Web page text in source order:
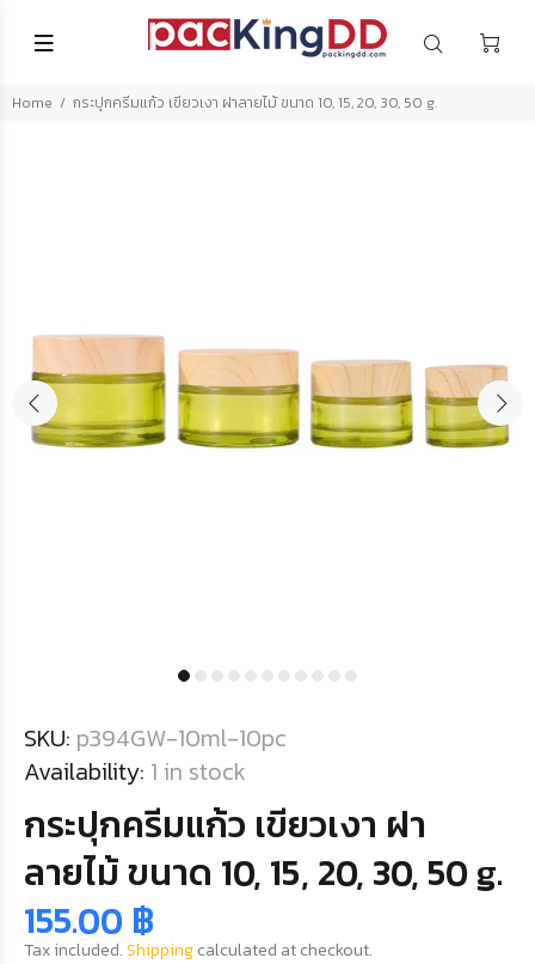
Home กระปุกครีมแก้ว เขียวเงา ฝาลายไม้ ขนาด 10, 15, 20, 30, 50 g.
SKU: p394GW-10ml-10pc
Availability: 1 in stock
กระปุกครีมแก้ว เขียวเงา ฝา
ลายไม้ ขนาด 10, 15, 20, 30, 50 g.
155.00 ฿
Tax included.Shippingcalculated at checkout.